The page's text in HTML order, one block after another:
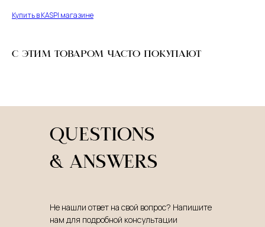
Купить в KASPI магазине
С ЭТИМ ТОВАРОМ ЧАСТО ПОКУПАЮТ
QUESTIONS
& ANSWERS
Не нашли ответ на свой вопрос? Напишите
нам для подробной консультации